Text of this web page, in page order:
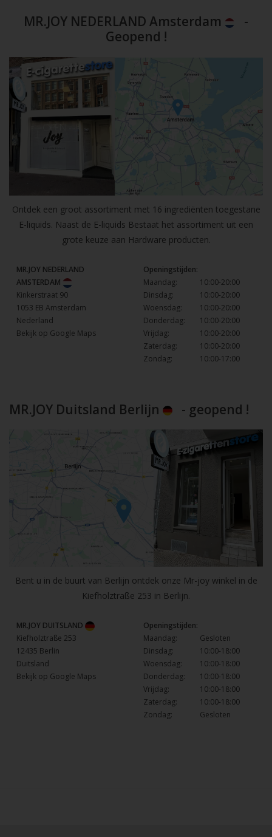
MR.JOY NEDERLAND Amsterdam
-
Geopend !
Ontdek een groot assortiment met 16 ingrediënten toegestane
E-liquids. Naast de E-liquids Bestaat het assortiment uit een
grote keuze aan Hardware producten.
MR.JOY NEDERLAND
AMSTERDAM
Kinkerstraat 90
1053 EB Amsterdam
Nederland
Bekijk op Google Maps
Openingstijden:
Maandag:
10:00-20:00
Dinsdag:
10:00-20:00
Woensdag:
10:00-20:00
Donderdag:
10:00-20:00
Vrijdag:
10:00-20:00
Zaterdag:
10:00-20:00
Zondag:
10:00-17:00
MR.JOY Duitsland Berlijn - geopend !
Bent u in de buurt van Berlijn ontdek onze Mr-joy winkel in de
Kiefholztraße 253 in Berlijn.
MR.JOY DUITSLAND
Kiefholztraße 253
12435 Berlin
Duitsland
Bekijk op Google Maps
Openingstijden:
Maandag:
Gesloten
Dinsdag:
10:00-18:00
Woensdag:
10:00-18:00
Donderdag:
10:00-18:00
Vrijdag:
10:00-18:00
Zaterdag:
10:00-18:00
Zondag:
Gesloten